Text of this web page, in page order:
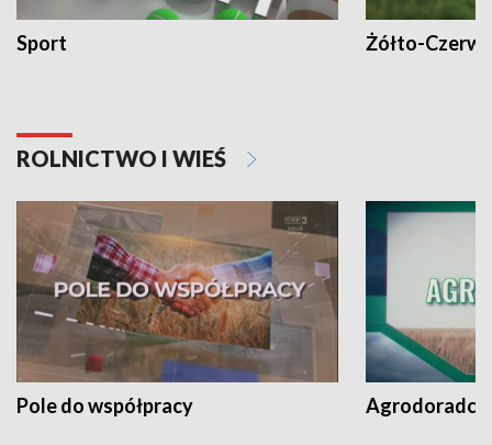
Sport Żółto-
ROLNICTWO I WIEŚ
Pole do współpracy Agrodoradcy